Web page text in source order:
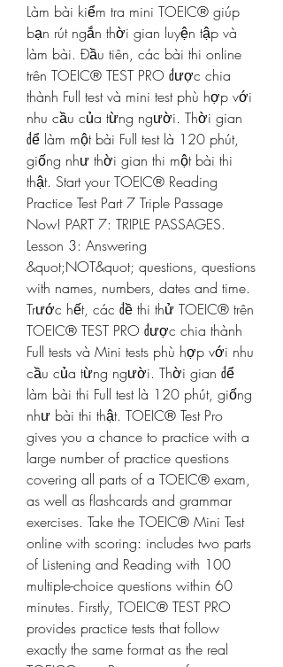
Làm bài kiểm tra mini TOEIC® giúp
bạn rút ngắn thời gian luyện tập và
làm bài. Đầu tiên, các bài thi online
trên TOEIC® TEST PRO được chia
thành Full test và mini test phù hợp với
nhu cầu của từng người. Thời gian
để làm một bài Full test là 120 phút,
giống như thời gian thi một bài thi
thật. Start your TOEIC® Reading
Practice Test Part 7 Triple Passage
Now! PART 7: TRIPLE PASSAGES.
Lesson 3: Answering
&quot;NOT&quot; questions, questions
with names, numbers, dates and time.
Trước hết, các đề thi thử TOEIC® trên
TOEIC® TEST PRO được chia thành
Full tests và Mini tests phù hợp với nhu
cầu của từng người. Thời gian để
làm bài thi Full test là 120 phút, giống
như bài thi thật. TOEIC® Test Pro
gives you a chance to practice with a
large number of practice questions
covering all parts of a TOEIC® exam,
as well as flashcards and grammar
exercises. Take the TOEIC® Mini Test
online with scoring: includes two parts
of Listening and Reading with 100
multiple-choice questions within 60
minutes. Firstly, TOEIC® TEST PRO
provides practice tests that follow
exactly the same format as the real